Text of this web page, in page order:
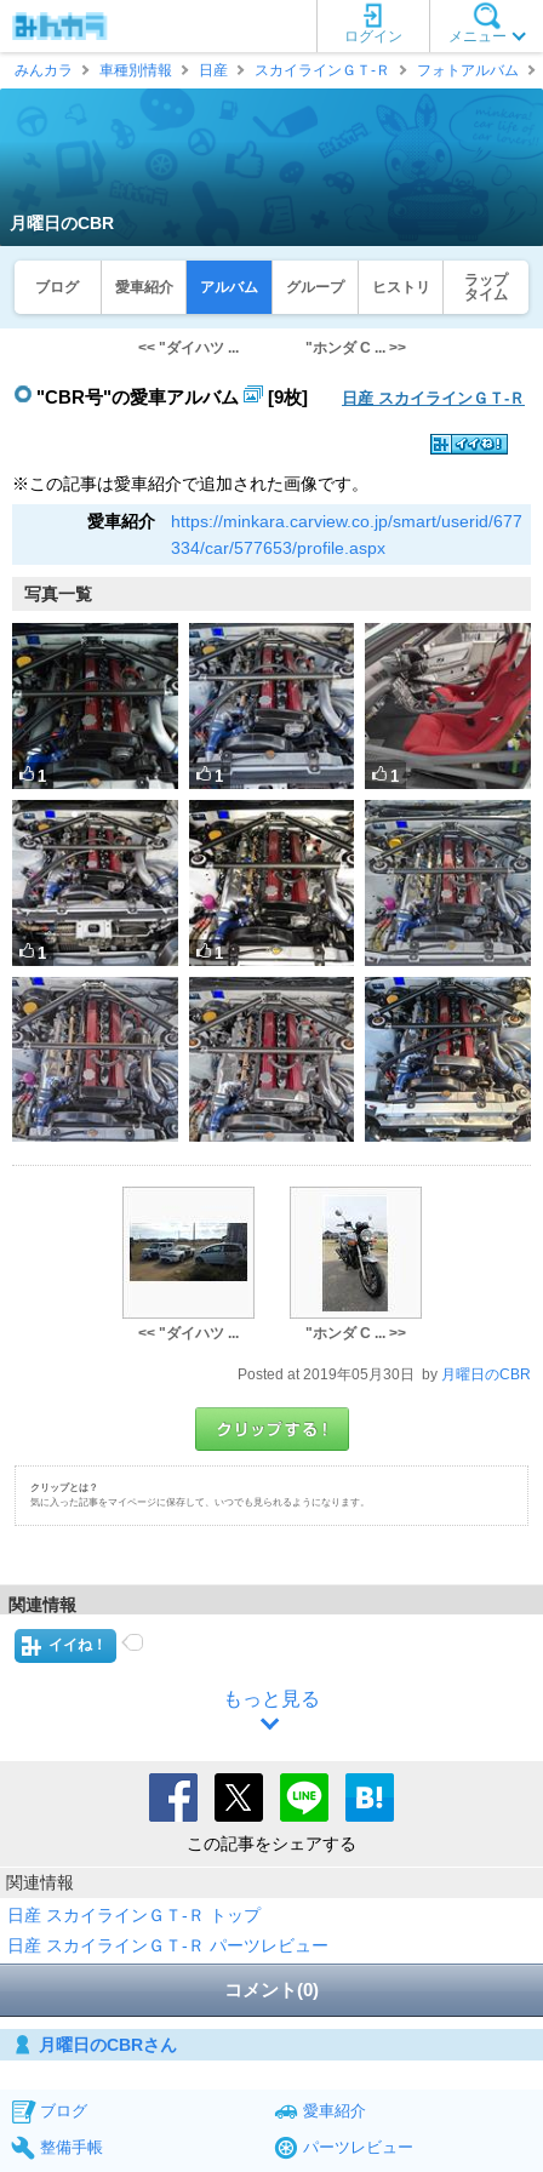
メニュー
ログイン
みんカラ
車種別情報 日産 スカイラインＧＴ‐Ｒ フォトアルバム
月曜日のCBR
ブログ 愛車紹介 アルバム グループ ヒストリ
ラップ
タイム
<< "ダイハツ ... "ホンダ C ... >>
"CBR号"の愛車アルバム [9枚] 日産 スカイラインＧＴ‐Ｒ
※この記事は愛車紹介で追加された画像です。
愛車紹介
https://minkara.carview.co.jp/smart/userid/677
334/car/577653/profile.aspx
写真一覧
1 1 1
1 1
<< "ダイハツ ... "ホンダ C ... >>
Posted at 2019年05月30日 by 月曜日のCBR
クリップとは？
気に入った記事をマイページに保存して、いつでも見られるようになります。
関連情報
イイね！
もっと見る
この記事をシェアする
関連情報
日産 スカイラインＧＴ‐Ｒ トップ
日産 スカイラインＧＴ‐Ｒ パーツレビュー
コメント(0)
月曜日のCBRさん
ブログ
愛車紹介
整備手帳
パーツレビュー